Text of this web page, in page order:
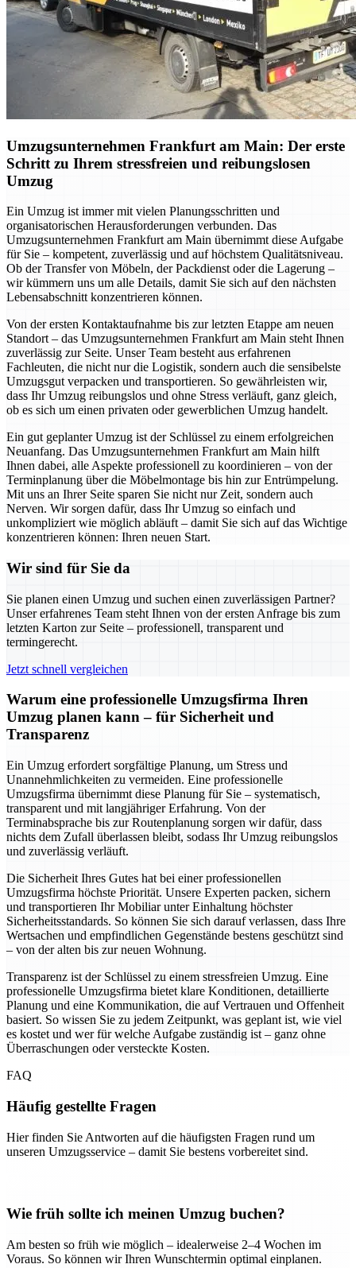
Umzugsunternehmen Frankfurt am Main: Der erste
Schritt zu Ihrem stressfreien und reibungslosen
Umzug
Ein Umzug ist immer mit vielen Planungsschritten und
organisatorischen Herausforderungen verbunden. Das
Umzugsunternehmen Frankfurt am Main übernimmt diese Aufgabe
für Sie – kompetent, zuverlässig und auf höchstem Qualitätsniveau.
Ob der Transfer von Möbeln, der Packdienst oder die Lagerung –
wir kümmern uns um alle Details, damit Sie sich auf den nächsten
Lebensabschnitt konzentrieren können.
Von der ersten Kontaktaufnahme bis zur letzten Etappe am neuen
Standort – das Umzugsunternehmen Frankfurt am Main steht Ihnen
zuverlässig zur Seite. Unser Team besteht aus erfahrenen
Fachleuten, die nicht nur die Logistik, sondern auch die sensibelste
Umzugsgut verpacken und transportieren. So gewährleisten wir,
dass Ihr Umzug reibungslos und ohne Stress verläuft, ganz gleich,
ob es sich um einen privaten oder gewerblichen Umzug handelt.
Ein gut geplanter Umzug ist der Schlüssel zu einem erfolgreichen
Neuanfang. Das Umzugsunternehmen Frankfurt am Main hilft
Ihnen dabei, alle Aspekte professionell zu koordinieren – von der
Terminplanung über die Möbelmontage bis hin zur Entrümpelung.
Mit uns an Ihrer Seite sparen Sie nicht nur Zeit, sondern auch
Nerven. Wir sorgen dafür, dass Ihr Umzug so einfach und
unkompliziert wie möglich abläuft – damit Sie sich auf das Wichtige
konzentrieren können: Ihren neuen Start.
Wir sind für Sie da
Sie planen einen Umzug und suchen einen zuverlässigen Partner?
Unser erfahrenes Team steht Ihnen von der ersten Anfrage bis zum
letzten Karton zur Seite – professionell, transparent und
termingerecht.
Jetzt schnell vergleichen
Warum eine professionelle Umzugsfirma Ihren
Umzug planen kann – für Sicherheit und
Transparenz
Ein Umzug erfordert sorgfältige Planung, um Stress und
Unannehmlichkeiten zu vermeiden. Eine professionelle
Umzugsfirma übernimmt diese Planung für Sie – systematisch,
transparent und mit langjähriger Erfahrung. Von der
Terminabsprache bis zur Routenplanung sorgen wir dafür, dass
nichts dem Zufall überlassen bleibt, sodass Ihr Umzug reibungslos
und zuverlässig verläuft.
Die Sicherheit Ihres Gutes hat bei einer professionellen
Umzugsfirma höchste Priorität. Unsere Experten packen, sichern
und transportieren Ihr Mobiliar unter Einhaltung höchster
Sicherheitsstandards. So können Sie sich darauf verlassen, dass Ihre
Wertsachen und empfindlichen Gegenstände bestens geschützt sind
– von der alten bis zur neuen Wohnung.
Transparenz ist der Schlüssel zu einem stressfreien Umzug. Eine
professionelle Umzugsfirma bietet klare Konditionen, detaillierte
Planung und eine Kommunikation, die auf Vertrauen und Offenheit
basiert. So wissen Sie zu jedem Zeitpunkt, was geplant ist, wie viel
es kostet und wer für welche Aufgabe zuständig ist – ganz ohne
Überraschungen oder versteckte Kosten.
FAQ
Häufig gestellte Fragen
Hier finden Sie Antworten auf die häufigsten Fragen rund um
unseren Umzugsservice – damit Sie bestens vorbereitet sind.
Wie früh sollte ich meinen Umzug buchen?
Am besten so früh wie möglich – idealerweise 2–4 Wochen im
Voraus. So können wir Ihren Wunschtermin optimal einplanen.